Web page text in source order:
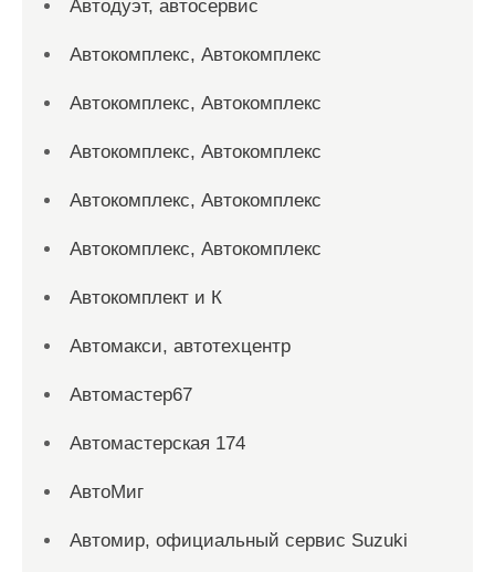
Автодуэт, автосервис
Автокомплекс, Автокомплекс
Автокомплекс, Автокомплекс
Автокомплекс, Автокомплекс
Автокомплекс, Автокомплекс
Автокомплекс, Автокомплекс
Автокомплект и К
Автомакси, автотехцентр
Автомастер67
Автомастерская 174
АвтоМиг
Автомир, официальный сервис Suzuki